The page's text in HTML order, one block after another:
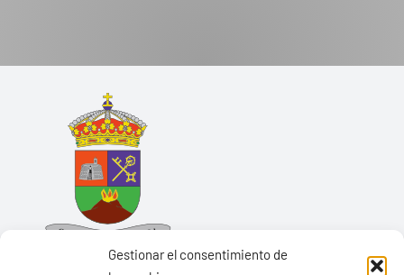
Gestionar el consentimiento de